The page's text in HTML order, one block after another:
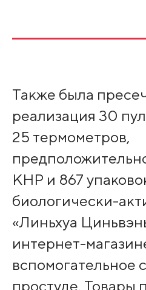
Также была
реализация 30
25 термометров,
КНР и 867
биологически-
«Линьхуа
интернет-
вспомогательное
простуде. Товары